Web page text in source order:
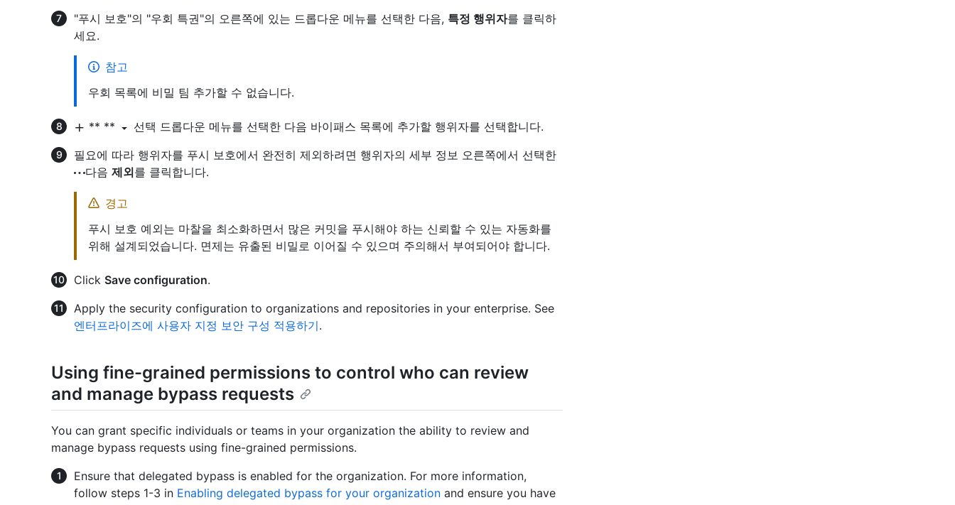
"푸시 보호"의 "우회 특권"의 오른쪽에 있는 드롭다운 메뉴를 선택한 다음, 특정 행위자를 클릭하
세요.
참고
우회 목록에 비밀 팀 추가할 수 없습니다.
** **
선택 드롭다운 메뉴를 선택한 다음 바이패스 목록에 추가할 행위자를 선택합니다.
필요에 따라 행위자를 푸시 보호에서 완전히 제외하려면 행위자의 세부 정보 오른쪽에서 선택한
다음 제외를 클릭합니다.
경고
푸시 보호 예외는 마찰을 최소화하면서 많은 커밋을 푸시해야 하는 신뢰할 수 있는 자동화를
위해 설계되었습니다. 면제는 유출된 비밀로 이어질 수 있으며 주의해서 부여되어야 합니다.
Click Save configuration.
Apply the security configuration to organizations and repositories in your enterprise. See
엔터프라이즈에 사용자 지정 보안 구성 적용하기.
Using fine-grained permissions to control who can review
and manage bypass requests
You can grant specific individuals or teams in your organization the ability to review and
manage bypass requests using fine-grained permissions.
Ensure that delegated bypass is enabled for the organization. For more information,
follow steps 1-3 in Enabling delegated bypass for your organization and ensure you have